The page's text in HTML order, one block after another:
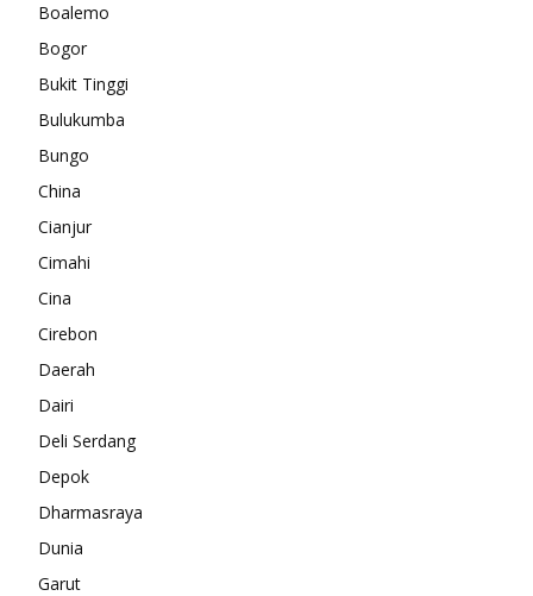
Boalemo
Bogor
Bukit Tinggi
Bulukumba
Bungo
China
Cianjur
Cimahi
Cina
Cirebon
Daerah
Dairi
Deli Serdang
Depok
Dharmasraya
Dunia
Garut